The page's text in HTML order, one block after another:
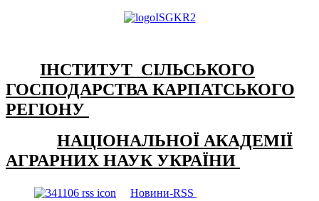
ІНСТИТУТ СІЛЬСЬКОГО
ГОСПОДАРСТВА КАРПАТСЬКОГО
РЕГІОНУ
НАЦІОНАЛЬНОЇ АКАДЕМІЇ
АГРАРНИХ НАУК УКРАЇНИ
Новини-RSS